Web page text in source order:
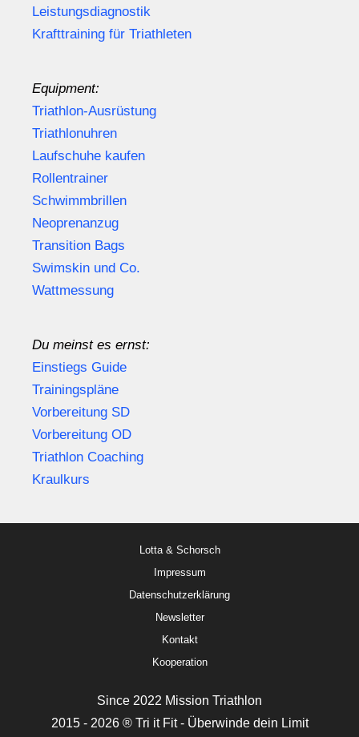
Leistungsdiagnostik
Krafttraining für Triathleten
Equipment:
Triathlon-Ausrüstung
Triathlonuhren
Laufschuhe kaufen
Rollentrainer
Schwimmbrillen
Neoprenanzug
Transition Bags
Swimskin und Co.
Wattmessung
Du meinst es ernst:
Einstiegs Guide
Trainingspläne
Vorbereitung SD
Vorbereitung OD
Triathlon Coaching
Kraulkurs
Lotta & Schorsch
Impressum
Datenschutzerklärung
Newsletter
Kontakt
Kooperation
Since 2022 Mission Triathlon
2015 - 2026 ® Tri it Fit - Überwinde dein Limit